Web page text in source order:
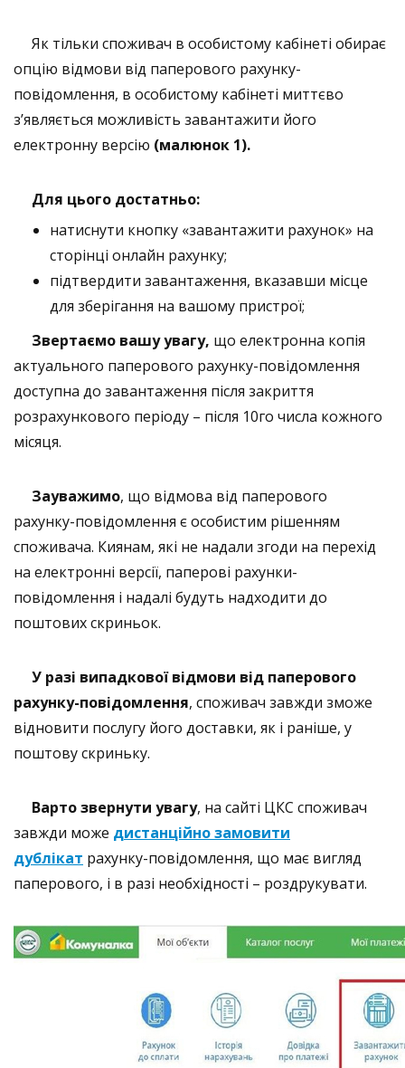
Як тільки споживач в особистому кабінеті обирає
опцію відмови від паперового рахунку-
повідомлення, в особистому кабінеті миттєво
з’являється можливість завантажити його
електронну версію (малюнок 1).
Для цього достатньо:
натиснути кнопку «завантажити рахунок» на
сторінці онлайн рахунку;
підтвердити завантаження, вказавши місце
для зберігання на вашому пристрої;
Звертаємо вашу увагу, що електронна копія
актуального паперового рахунку-повідомлення
доступна до завантаження після закриття
розрахункового періоду – після 10го числа кожного
місяця.
Зауважимо, що відмова від паперового
рахунку-повідомлення є особистим рішенням
споживача. Киянам, які не надали згоди на перехід
на електронні версії, паперові рахунки-
повідомлення і надалі будуть надходити до
поштових скриньок.
У разі випадкової відмови від паперового
рахунку-повідомлення, споживач завжди зможе
відновити послугу його доставки, як і раніше, у
поштову скриньку.
Варто звернути увагу, на сайті ЦКС споживач
завжди може дистанційно замовити
дублікат рахунку-повідомлення, що має вигляд
паперового, і в разі необхідності – роздрукувати.